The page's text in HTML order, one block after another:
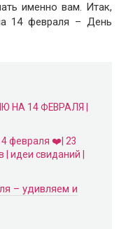
именно вам. Итак,
14 февраля – День
14 ФЕВРАЛЯ |
февраля ❤️| 23
идеи свиданий |
– удивляем и